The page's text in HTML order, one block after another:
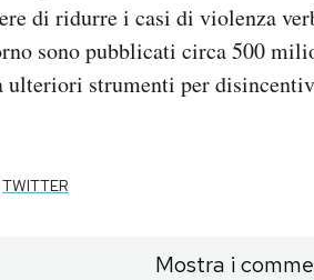
di ridurre i casi di violenza
sono pubblicati circa 500
strumenti per
TWITTER
Mostra i